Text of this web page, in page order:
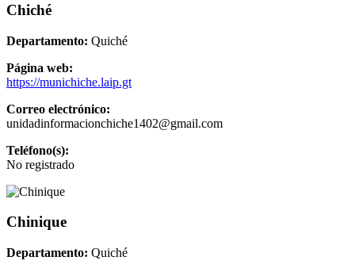
Chiché
Departamento: Quiché
Página web:
https://munichiche.laip.gt
Correo electrónico:
unidadinformacionchiche1402@gmail.com
Teléfono(s):
No registrado
Chinique
Departamento: Quiché